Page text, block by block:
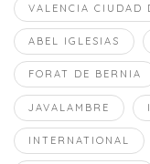
VALENCIA CIUDAD
ABEL IGLESIAS
FORAT DE BERNIA
JAVALAMBRE
INTERNATIONAL